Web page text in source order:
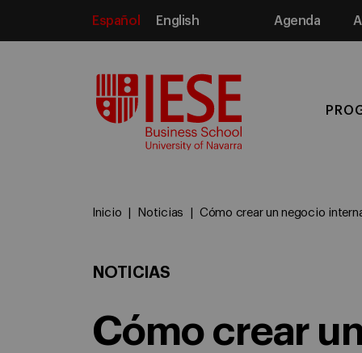
Español English Agenda
Inicio Noticias Cómo crear un negocio
NOTICIAS
Cómo crear